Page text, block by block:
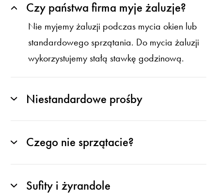
Czy państwa firma myje żaluzje?
Nie myjemy żaluzji podczas mycia okien lub
standardowego sprzątania. Do mycia żaluzji
wykorzystujemy stałą stawkę godzinową.
Niestandardowe prośby
Czego nie sprzątacie?
Sufity i żyrandole